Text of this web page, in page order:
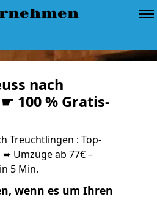
nach
100 % Gratis-
Treuchtlingen : Top-
Umzüge ab 77€ –
5 Min.
wenn es um Ihren